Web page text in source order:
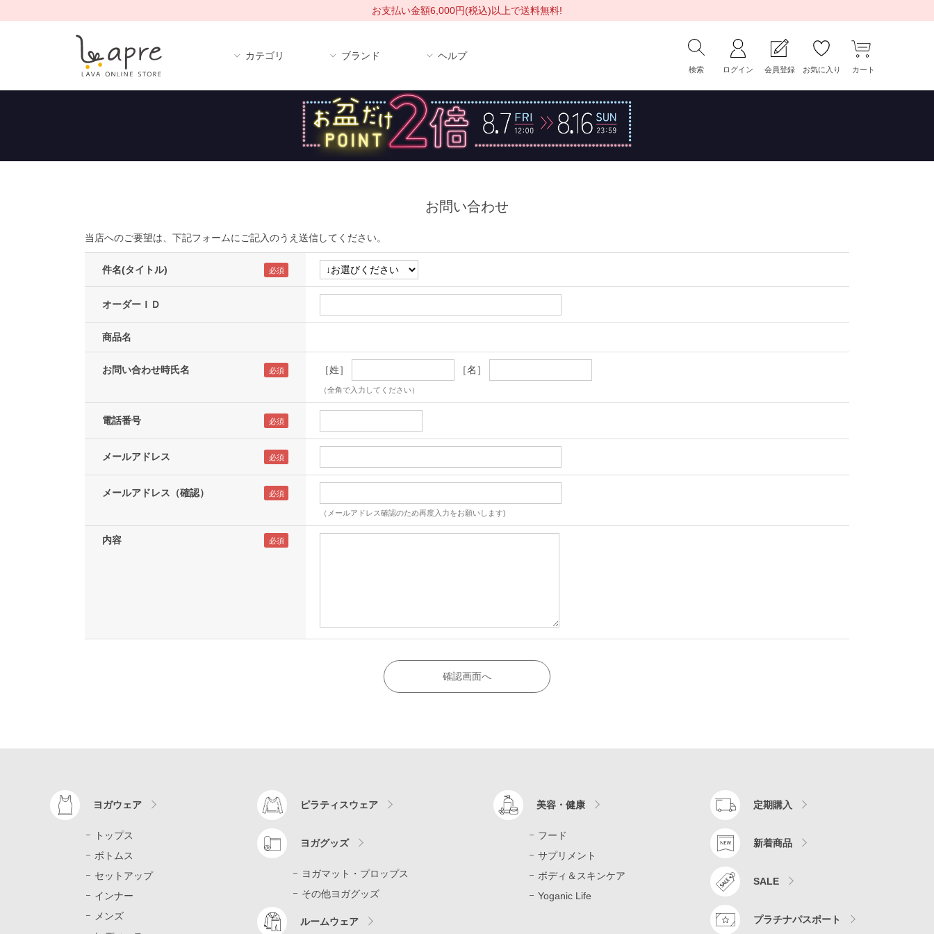
お支払い金額6,000円(税込)以上で送料無料!
カテゴリ ブランド ヘルプ
検索 ログイン 会員登録 お気に入り カート
お問い合わせ
当店へのご要望は、下記フォームにご記入のうえ送信してください。
件名(タイトル)
オーダーＩＤ
商品名
お問い合わせ時氏名 ［姓］ ［名］
（全角で入力してください）
電話番号
メールアドレス
メールアドレス（確認）
（メールアドレス確認のため再度入力をお願いします)
内容
ヨガウェア
トップス
ボトムス
セットアップ
インナー
メンズ
ピラティスウェア
ヨガグッズ
ヨガマット・プロップス
その他ヨガグッズ
ルームウェア
美容・健康
フード
サプリメント
ボディ＆スキンケア
Yoganic Life
定期購入
新着商品
SALE
プラチナパスポート